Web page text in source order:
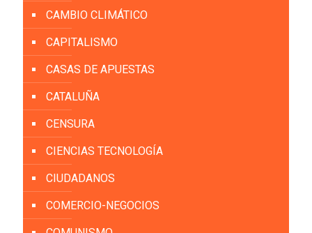
CAMBIO CLIMÁTICO
CAPITALISMO
CASAS DE APUESTAS
CATALUÑA
CENSURA
CIENCIAS TECNOLOGÍA
CIUDADANOS
COMERCIO-NEGOCIOS